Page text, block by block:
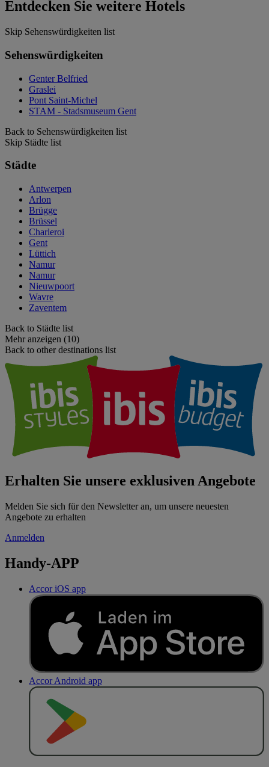
Entdecken Sie weitere Hotels
Skip Sehenswürdigkeiten list
Sehenswürdigkeiten
Genter Belfried
Graslei
Pont Saint-Michel
STAM - Stadsmuseum Gent
Back to Sehenswürdigkeiten list
Skip Städte list
Städte
Antwerpen
Arlon
Brügge
Brüssel
Charleroi
Gent
Lüttich
Namur
Namur
Nieuwpoort
Wavre
Zaventem
Back to Städte list
Mehr anzeigen (10)
Back to other destinations list
Erhalten Sie unsere exklusiven Angebote
Melden Sie sich für den Newsletter an, um unsere neuesten
Angebote zu erhalten
Anmelden
Handy-APP
Accor iOS app
Accor Android app